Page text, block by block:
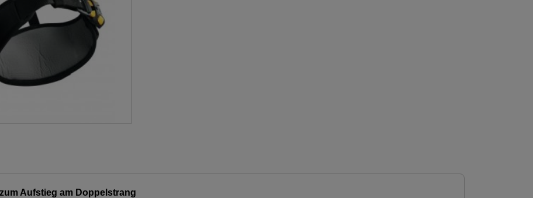
Aufstieg am Doppelstrang